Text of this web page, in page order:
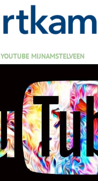
YOUTUBE MIJNAMSTELVEEN